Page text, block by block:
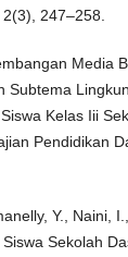
247–258.
Media
Subtema
Kelas Iii
Pendidikan
Y., Naini,
Sekolah